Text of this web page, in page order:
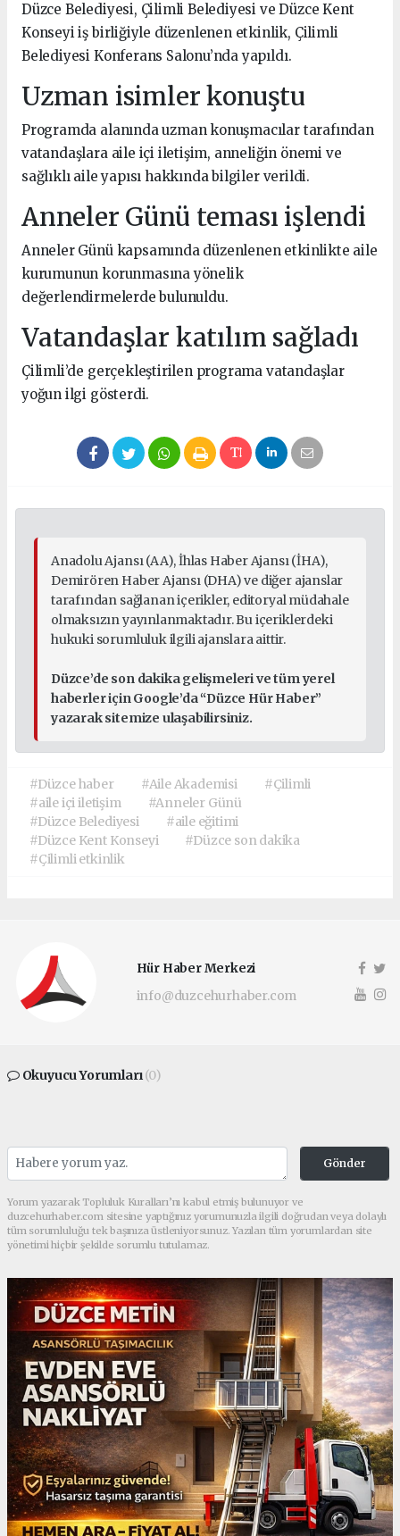
Düzce Belediyesi, Çilimli Belediyesi ve Düzce Kent
Konseyi iş birliğiyle düzenlenen etkinlik, Çilimli
Belediyesi Konferans Salonu’nda yapıldı.
Uzman isimler konuştu
Programda alanında uzman konuşmacılar tarafından
vatandaşlara aile içi iletişim, anneliğin önemi ve
sağlıklı aile yapısı hakkında bilgiler verildi.
Anneler Günü teması işlendi
Anneler Günü kapsamında düzenlenen etkinlikte aile
kurumunun korunmasına yönelik
değerlendirmelerde bulunuldu.
Vatandaşlar katılım sağladı
Çilimli’de gerçekleştirilen programa vatandaşlar
yoğun ilgi gösterdi.
Anadolu Ajansı (AA), İhlas Haber Ajansı (İHA),
Demirören Haber Ajansı (DHA) ve diğer ajanslar
tarafından sağlanan içerikler, editoryal müdahale
olmaksızın yayınlanmaktadır. Bu içeriklerdeki
hukuki sorumluluk ilgili ajanslara aittir.
Düzce’de son dakika gelişmeleri ve tüm yerel
haberler için Google’da “Düzce Hür Haber”
yazarak sitemize ulaşabilirsiniz.
#Düzce haber #Aile Akademisi
#Çilimli
#aile içi iletişim
#Anneler Günü
#Düzce Belediyesi
#aile eğitimi
#Düzce Kent Konseyi
#Düzce son dakika
#Çilimli etkinlik
Hür Haber Merkezi
info@duzcehurhaber.com
Okuyucu Yorumları(0)
Gönder
Yorum yazarak Topluluk Kuralları’nı kabul etmiş bulunuyor ve
duzcehurhaber.com sitesine yaptığınız yorumunuzla ilgili doğrudan veya dolaylı
tüm sorumluluğu tek başınıza üstleniyorsunuz. Yazılan tüm yorumlardan site
yönetimi hiçbir şekilde sorumlu tutulamaz.